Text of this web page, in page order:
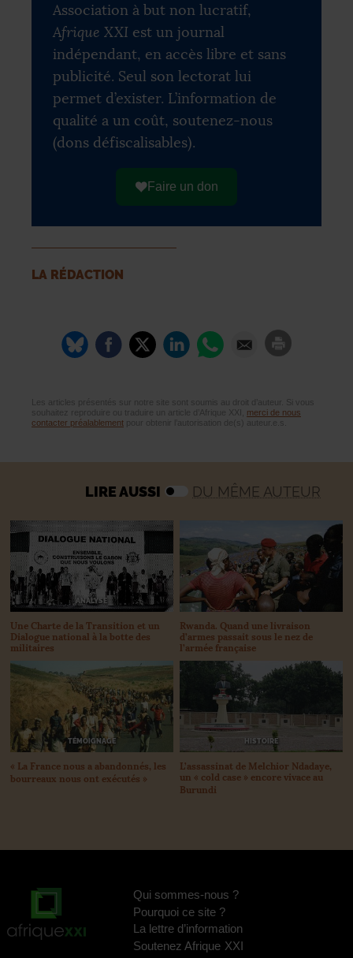
Association à but non lucratif,
Afrique XXI est un journal
indépendant, en accès libre et sans
publicité. Seul son lectorat lui
permet d’exister. L’information de
qualité a un coût, soutenez-nous
(dons défiscalisables).
Faire un don
LA RÉDACTION
Les articles présentés sur notre site sont soumis au droit d’auteur. Si vous
souhaitez reproduire ou traduire un article d’Afrique XXI, merci de nous
contacter préalablement pour obtenir l’autorisation de(s) auteur.e.s.
LIRE AUSSI DU MÊME AUTEUR
ANALYSE
Une Charte de la Transition et un
Dialogue national à la botte des
militaires
Rwanda. Quand une livraison
d’armes passait sous le nez de
l’armée française
TÉMOIGNAGE
« La France nous a abandonnés, les
bourreaux nous ont exécutés »
HISTOIRE
L’assassinat de Melchior Ndadaye,
un « cold case » encore vivace au
Burundi
Qui sommes-nous ?
Pourquoi ce site ?
La lettre d’information
Soutenez Afrique XXI